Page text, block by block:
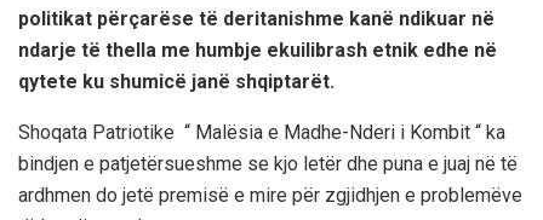
politikat përçarëse të deritanishme kanë ndikuar në
ndarje të thella me humbje ekuilibrash etnik edhe në
qytete ku shumicë janë shqiptarët.
Shoqata Patriotike “ Malësia e Madhe-Nderi i Kombit “ ka
bindjen e patjetërsueshme se kjo letër dhe puna e juaj në të
ardhmen do jetë premisë e mire për zgjidhjen e problemëve